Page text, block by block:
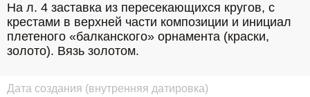
На л. 4 заставка из пересекающихся кругов, с
крестами в верхней части композиции и инициал
плетеного «балканского» орнамента (краски,
золото). Вязь золотом.
Дата создания (внутренняя датировка)